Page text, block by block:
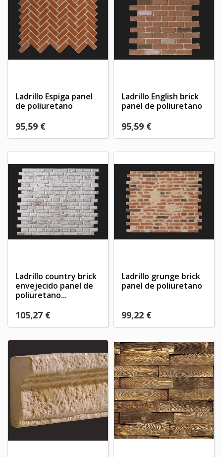
Ladrillo Espiga panel
de poliuretano
95,59 €
Ladrillo English brick
panel de poliuretano
95,59 €
Ladrillo country brick
envejecido panel de
poliuretano...
105,27 €
Ladrillo grunge brick
panel de poliuretano
99,22 €